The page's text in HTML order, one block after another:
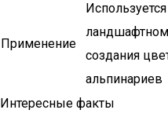
Применение
создания
альпинариев
Интересные факты